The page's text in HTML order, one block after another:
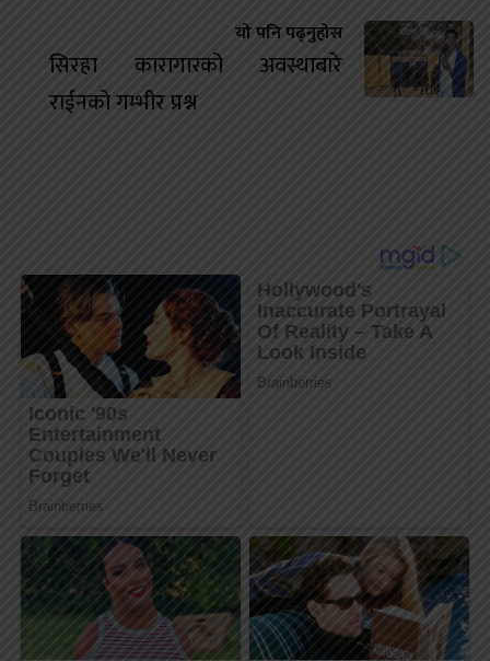
यो पनि पढ्नुहोस
सिरहा कारागारको अवस्थाबारे
राईनको गम्भीर प्रश्न